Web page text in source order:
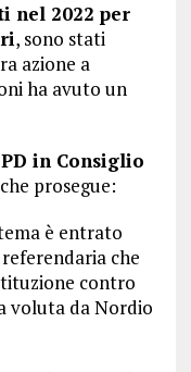
nel 2022 per
, sono stati
azione a
ha avuto un
in Consiglio
prosegue:
è entrato
che
contro
voluta da Nordio